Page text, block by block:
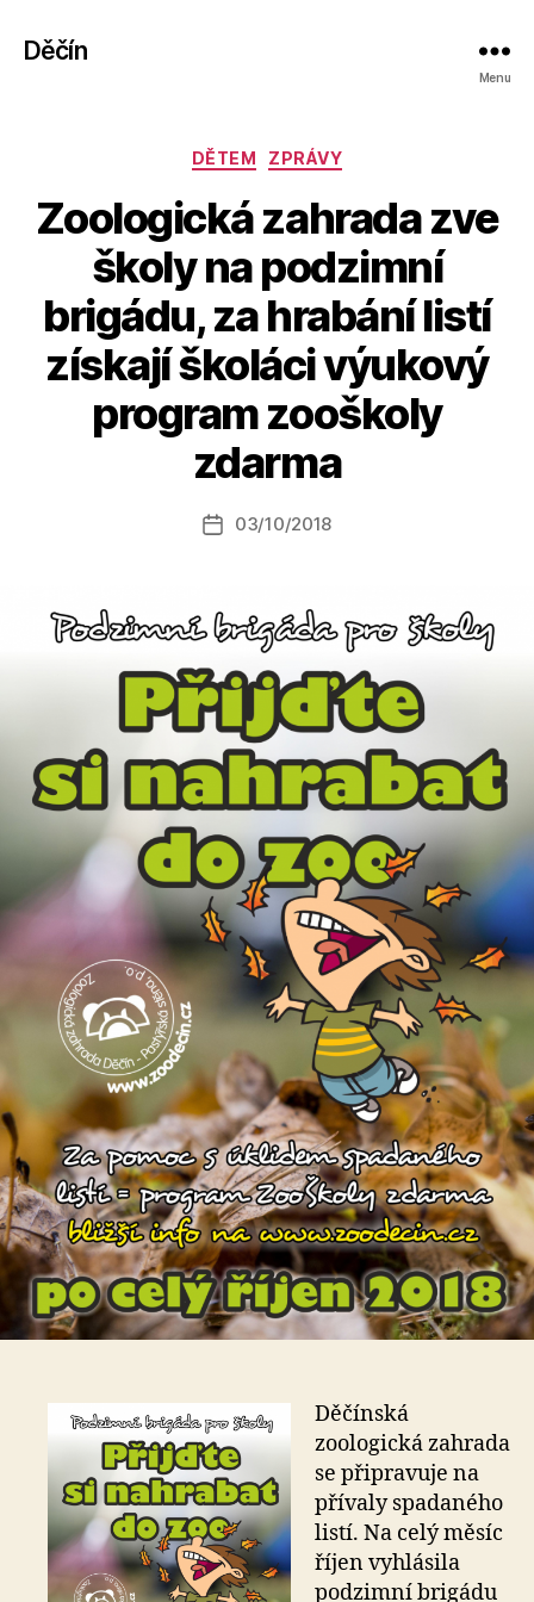
Děčín
Menu
Rubriky
DĚTEM ZPRÁVY
Zoologická zahrada zve
školy na podzimní
brigádu, za hrabání listí
získají školáci výukový
program zooškoly
zdarma
Autor
příspěvku
u
o
a
o
Datum
03/10/2018
Děčínská
zoologická zahrada
se připravuje na
přívaly spadaného
listí. Na celý měsíc
říjen vyhlásila
podzimní brigádu